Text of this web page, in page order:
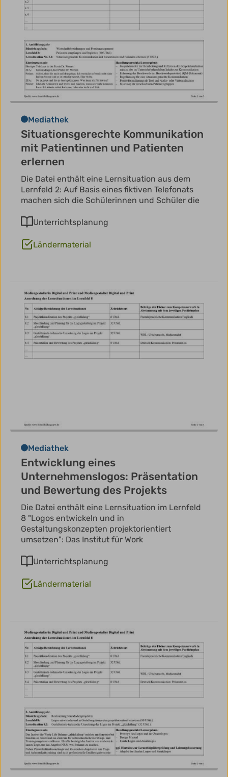
Mediathek
Situationsgerechte Kommunikation
mit Patientinnen und Patienten
erlernen
Die Datei enthält eine Lernsituation aus dem
Lernfeld 2: Auf Basis eines fiktiven Telefonats
machen sich die Schülerinnen und Schüler die
Unterrichtsplanung
Ländermaterial
Mediathek
Entwicklung eines
Unternehmenslogos: Präsentation
und Bewertung des Projekts
Die Datei enthält eine Lernsituation im Lernfeld
8 "Logos entwickeln und in
Gestaltungskonzepten projektorientiert
umsetzen": Das Institut für Work
Unterrichtsplanung
Ländermaterial